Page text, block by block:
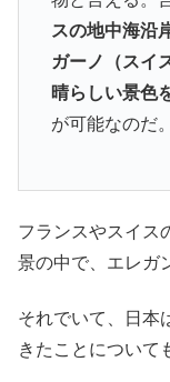
スの地中海沿
ガーノ（スイ
晴らしい景色
が可能なのだ
フランスやスイス
景の中で、エレガ
それでいて、日本
きたことについて